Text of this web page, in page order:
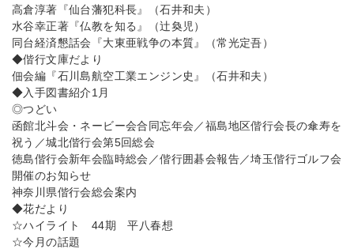
高倉淳著『仙台藩犯科長』（石井和夫）
水谷幸正著『仏教を知る』（辻奐児）
同台経済懇話会『大東亜戦争の本質』（常光定吾）
◆偕行文庫だより
佃会編『石川島航空工業エンジン史』（石井和夫）
◆入手図書紹介1月
◎つどい
函館北斗会・ネービー会合同忘年会／福島地区偕行会長の傘寿を
祝う／城北偕行会第5回総会
徳島偕行会新年会臨時総会／偕行囲碁会報告／埼玉偕行ゴルフ会
開催のお知らせ
神奈川県偕行会総会案内
◆花だより
☆ハイライト 44期 平八春想
☆今月の話題